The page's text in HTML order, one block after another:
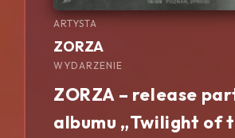
ARTYSTA
ZORZA
WYDARZENIE
ZORZA – release
albumu „Twilight of